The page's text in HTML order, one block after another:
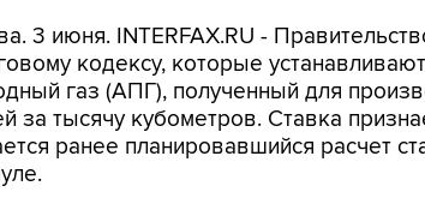
3 июня. INTERFAX.RU -
кодексу, которые
газ (АПГ), полученный для
за тысячу кубометров. Ставка
ранее планировавшийся расчет